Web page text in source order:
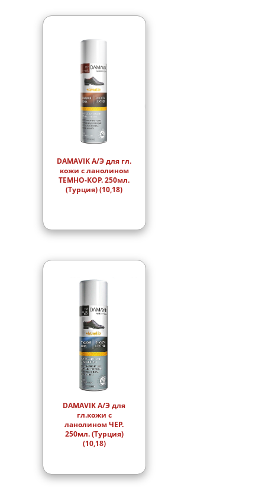
DAMAVIK А/Э для гл.
кожи с ланолином
ТЕМНО-КОР. 250мл.
(Турция) (10,18)
DAMAVIK А/Э для
гл.кожи с
ланолином ЧЕР.
250мл. (Турция)
(10,18)